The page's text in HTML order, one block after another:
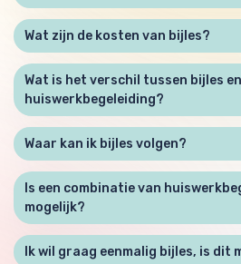
Wat zijn de kosten van bijles?
Wat is het verschil tussen bijles en
huiswerkbegeleiding?
Waar kan ik bijles volgen?
Is een combinatie van
mogelijk?
Ik wil graag eenmalig bijles, is dit